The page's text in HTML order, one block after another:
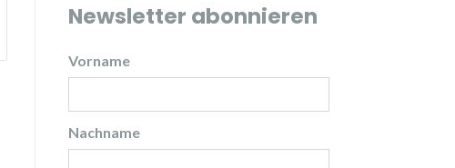
Newsletter abonnieren
Vorname
Nachname